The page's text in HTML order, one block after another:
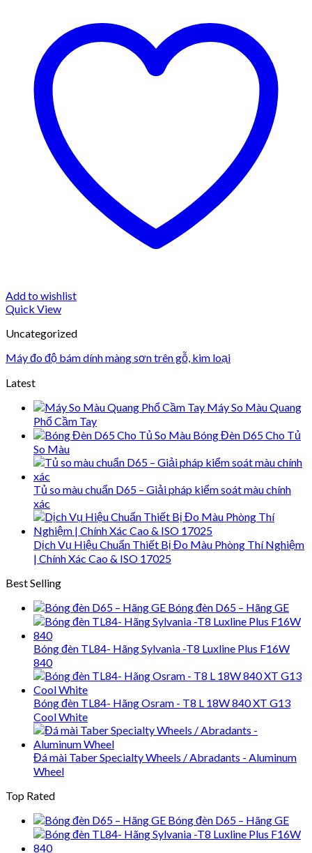
Add to wishlist
Quick View
Uncategorized
Máy đo độ bám dính màng sơn trên gỗ, kim loại
Latest
Máy So Màu Quang
Phổ Cầm Tay
Bóng Đèn D65 Cho Tủ
So Màu
Tủ so màu chuẩn D65 – Giải pháp kiểm soát màu chính
xác
Dịch Vụ Hiệu Chuẩn Thiết Bị Đo Màu Phòng Thí Nghiệm
| Chính Xác Cao & ISO 17025
Best Selling
Bóng đèn D65 – Hãng GE
Bóng đèn TL84- Hãng Sylvania -T8 Luxline Plus F16W
840
Bóng đèn TL84- Hãng Osram - T8 L 18W 840 XT G13
Cool White
Đá mài Taber Specialty Wheels / Abradants - Aluminum
Wheel
Top Rated
Bóng đèn D65 – Hãng GE